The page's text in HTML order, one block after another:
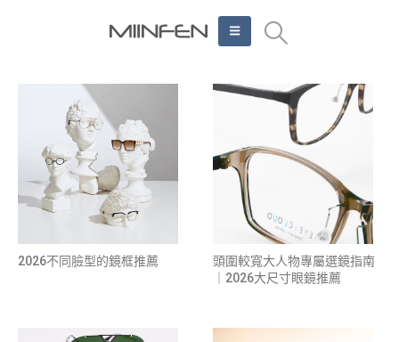
2026不同臉型的鏡框推薦
頭圍較寬大人物專屬選鏡指南
｜2026大尺寸眼鏡推薦